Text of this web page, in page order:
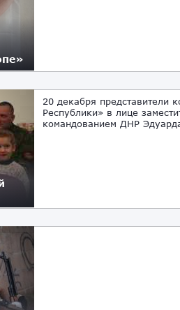
20 декабря
Республики» в лице
командованием ДНР